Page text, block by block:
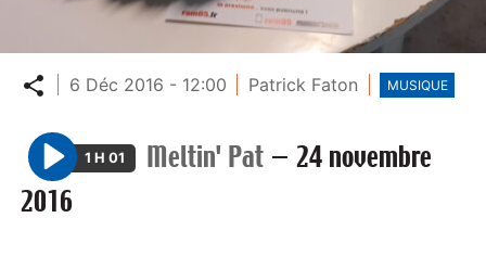
Partager
6 Déc 2016 - 12:00 Patrick Faton MUSIQUE
P
l
1 H 01 Meltin' Pat — 24 novembre
2016